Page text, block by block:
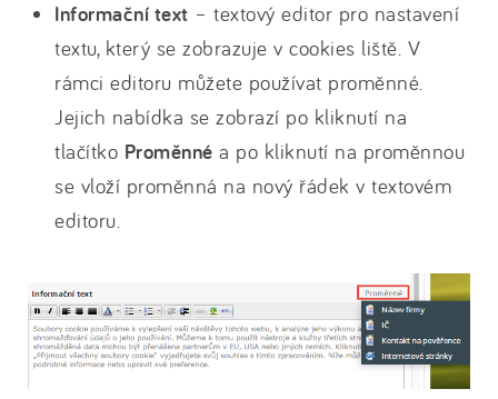
Informační text – textový editor pro nastavení
textu, který se zobrazuje v cookies liště. V
rámci editoru můžete používat proměnné.
Jejich nabídka se zobrazí po kliknutí na
tlačítko Proměnné a po kliknutí na proměnnou
se vloží proměnná na nový řádek v textovém
editoru.